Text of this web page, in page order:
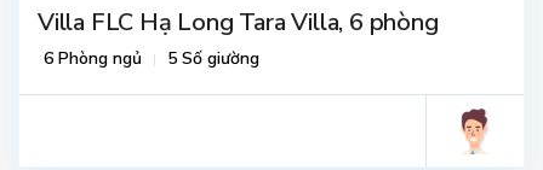
Villa FLC Hạ Long Tara Villa, 6 phòng
6 Phòng ngủ 5 Số giường